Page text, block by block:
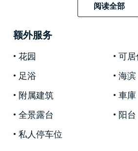
施，提供佈置典雅的客房和便利
居區、專業廚房和大浴室。
四間雙人臥室均佈置精美並配備
可欣賞壯麗海景的專屬全景陽台
以從那裡欣賞 Levanzo 島。
地下室設有一些技術室、洗衣區
寬敞的室外區域是豪華與舒適相
阅读全部
额外服务
花园
可
足浴
海滨
附属建筑
車庫
全景露台
阳台
私人停车位